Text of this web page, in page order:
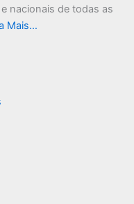
nacionais de todas as
Mais…